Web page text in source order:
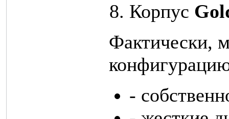
Корпус
Фактически,
-